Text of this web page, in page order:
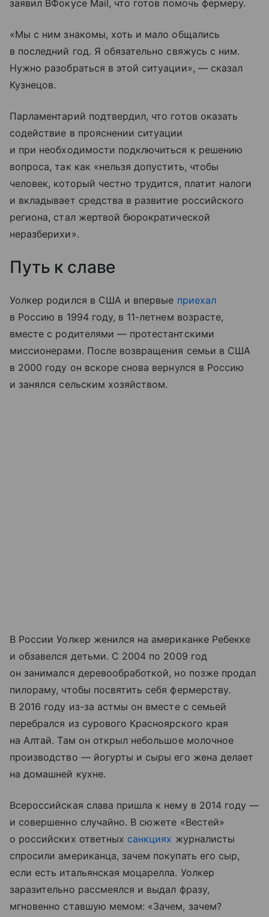
заявил ВФокусе Mail, что готов помочь фермеру.
«Мы с ним знакомы, хоть и мало общались
в последний год. Я обязательно свяжусь с ним.
Нужно разобраться в этой ситуации», — сказал
Кузнецов.
Парламентарий подтвердил, что готов оказать
содействие в прояснении ситуации
и при необходимости подключиться к решению
вопроса, так как «нельзя допустить, чтобы
человек, который честно трудится, платит налоги
и вкладывает средства в развитие российского
региона, стал жертвой бюрократической
неразберихи».
Путь к славе
Уолкер родился в США и впервые приехал
в Россию в 1994 году, в 11-летнем возрасте,
вместе с родителями — протестантскими
миссионерами. После возвращения семьи в США
в 2000 году он вскоре снова вернулся в Россию
и занялся сельским хозяйством.
В России Уолкер женился на американке Ребекке
и обзавелся детьми. С 2004 по 2009 год
он занимался деревообработкой, но позже продал
пилораму, чтобы посвятить себя фермерству.
В 2016 году из-за астмы он вместе с семьей
перебрался из сурового Красноярского края
на Алтай. Там он открыл небольшое молочное
производство — йогурты и сыры его жена делает
на домашней кухне.
Всероссийская слава пришла к нему в 2014 году —
и совершенно случайно. В сюжете «Вестей»
о российских ответных санкциях журналисты
спросили американца, зачем покупать его сыр,
если есть итальянская моцарелла. Уолкер
заразительно рассмеялся и выдал фразу,
мгновенно ставшую мемом: «Зачем, зачем?